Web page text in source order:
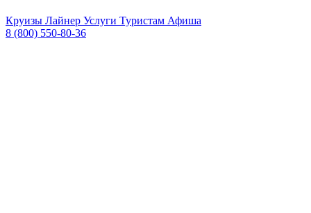
Круизы Лайнер Услуги Туристам Афиша
8 (800) 550-80-36